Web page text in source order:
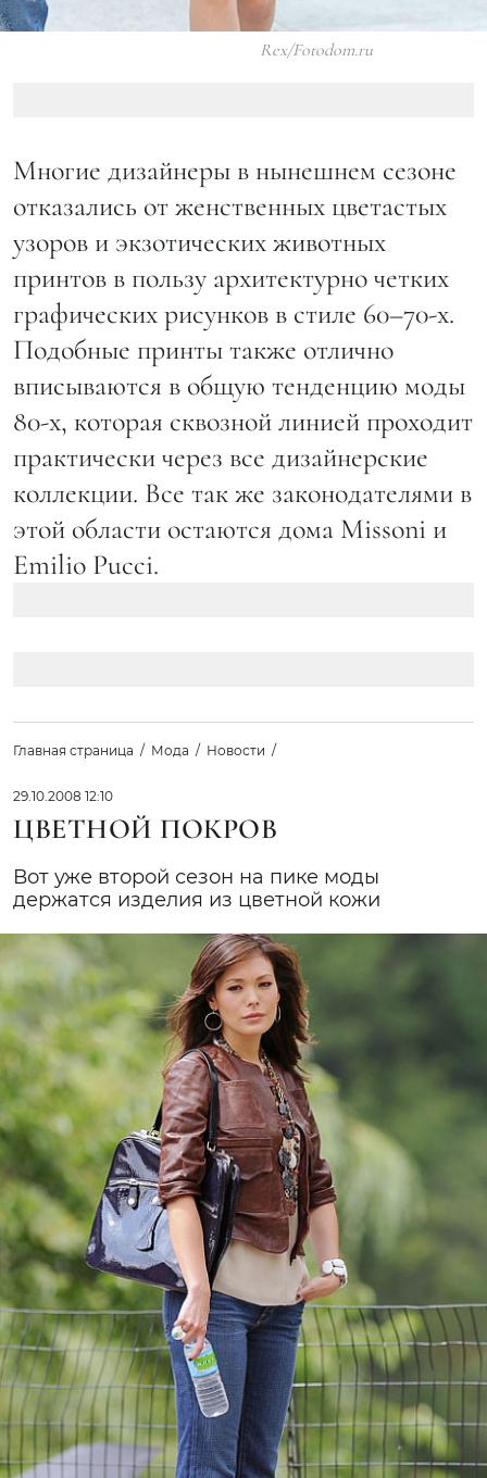
Rex/Fotodom.ru
Многие дизайнеры в нынешнем сезоне
отказались от женственных цветастых
узоров и экзотических животных
принтов в пользу архитектурно четких
графических рисунков в стиле 60–70-х.
Подобные принты также отлично
вписываются в общую тенденцию моды
80-х, которая сквозной линией проходит
практически через все дизайнерские
коллекции. Все так же законодателями в
этой области остаются дома Missoni и
Emilio Pucci.
Главная страница Мода Новости
29.10.2008 12:10
ЦВЕТНОЙ ПОКРОВ
Вот уже второй сезон на пике моды
держатся изделия из цветной кожи